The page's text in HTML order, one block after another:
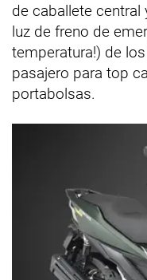
de caballete central
luz de freno de
temperatura!) de
pasajero para top
portabolsas.